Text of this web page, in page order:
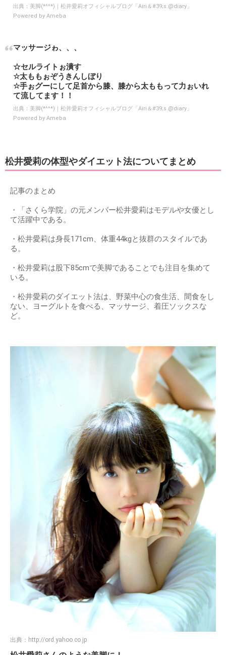
出典： 美脚(*^^*)｜松井愛莉オフィシャルブログ「Airi＆#39;s.@diary」
Powered by Ameba
マッサージゎ、、、
☆セルライトぉ潰す
☆太ももぉぞうきんしぼり
☆手ぉグーにして足首から膝、膝から太ももって力ぉいれ
て流してます！！
出典： 美脚(*^^*)｜松井愛莉オフィシャルブログ「Airi＆#39;s.@diary」
Powered by Ameba
松井愛莉の体型やダイエット法についてまとめ
記事のまとめ
・「さくら学院」の元メンバー松井愛莉はモデルや女優とし
て活躍中である。
・松井愛莉は身長171cm、体重44kgと抜群のスタイルであ
る。
・松井愛莉は股下85cmで美脚であることでも注目を集めて
いる。
・松井愛莉のダイエット法は、野菜中心の食生活、間食をし
ない、ヨーグルトを食べる、マッサージ、着圧ソックスな
ど。
出典： http://ord.yahoo.co.jp